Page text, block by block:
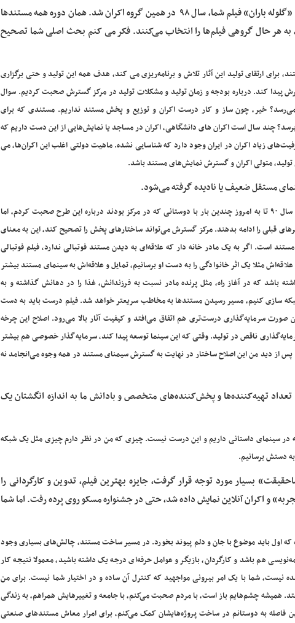
به هر حال در گروه «هنر و تجربه» این گزینش انجام می‌شد. «گلوله باران» فیلم شما، سال ۹۸ در همین گروه اکران شد. همان دوره همه مستندها
به هر حال گروهی فیلم‌ها را انتخاب می‌کنند. فکر می کنم بحث اصلی شما تصحیح
برای ارتقای تولید این آثار تلاش و برنامه‌ریزی می کند، هدف همه‌ این تولید و حتی برگزاری
کند. درباره بودجه و زمان تولید و مشکلات تولید در مرکز گسترش صحبت کردیم. سوال
خیر، چون ساز و کار درست اکران و توزیع و پخش مستند نداریم. مستندی که برای
چند سال است اکران های دانشگاهی، اکران در مساجد یا نمایش‌هایی از این دست داریم که
زیاد اکران در ایران وجود دارد که شناسایی نشده. ماهیت دولتی اغلب این اکران‌ها، می
متولی اکران و گسترش نمایش‌های مستند باشد.
مستقل ضعیف یا نادیده گرفته می‌شود.
من از «متولی» صحبت کردم. نه «انحصار» و دولتی کردن سینما. از سال ۹۰ تا به امروز چندین بار با دوستانی که در مرکز بودند درباره این طرح صحبت کردم، اما
قبلی را ادامه بدهند. مرکز گسترش می‌تواند ساختارهای پخش را تصحیح کند، این به معنای
است. اگر به یک مادر خانه دار که علاقه‌ای به دیدن مستند فوتبالی ندارد، فیلم فوتبالی
مثلا یک اثر خانوادگی را به دست او برسانیم، تمایل و علاقه‌اش به سینمای مستند بیشتر
باشد که در آغاز راه، مثل پرنده مادر نسبت به فرزندانش، غذا را در دهانش گذاشته و به
سازی کنیم، مسیر رسیدن مستندها به مخاطب سریعتر خواهد شد. فیلم درست باید به دست
سرمایه‌گذاری درست‌تری هم اتفاق می‌افتد و کیفیت آثار بالا می‌رود. اصلاح این چرخه
ناقص در تولید. وقتی که این سینما توسعه پیدا کند، سرمایه‌گذار خصوصی هم بیشتر
از دید من این اصلاح ساختار در نهایت به گسترش سیمنای مستند در همه وجوه می‌انجامد نه
تهیه‌کننده‌ها و پخش‌کننده‌های متخصص و بادانش ما به اندازه انگشتان یک
سینمای داستانی داریم و این درست نیست. چیزی که من در نظر دارم چیزی مثل یک شبکه
دستش برسانیم.
بسیار مورد توجه قرار گرفت، جایزه بهترین فیلم، تدوین و کارگردانی را
و اکران آنلاین نمایش داده شد، حتی در جشنواره مسکو روی پرده رفت. اما شما
باید موضوع با جان و دلم پیوند بخورد. در مسیر ساخت مستند، چالش‌های بسیاری وجود
هم باشد و کارگردان، بازیگر و عوامل حرفه‌ای درجه یک داشته باشید، معمولا نتیجه کار
نیست، شما با یک امر بیرونی مواجهید که کنترل آن ساده و در اختیار شما نیست. برای من
همیشه چشم‌هایم باز است، با مردم صحبت می‌کنم، با جامعه و تغییرهایش همراهم، به زندگی
به دوستانم در ساخت پروژه‌هایشان کمک می‌کنم، برای امرار معاش مستندهای صنعتی